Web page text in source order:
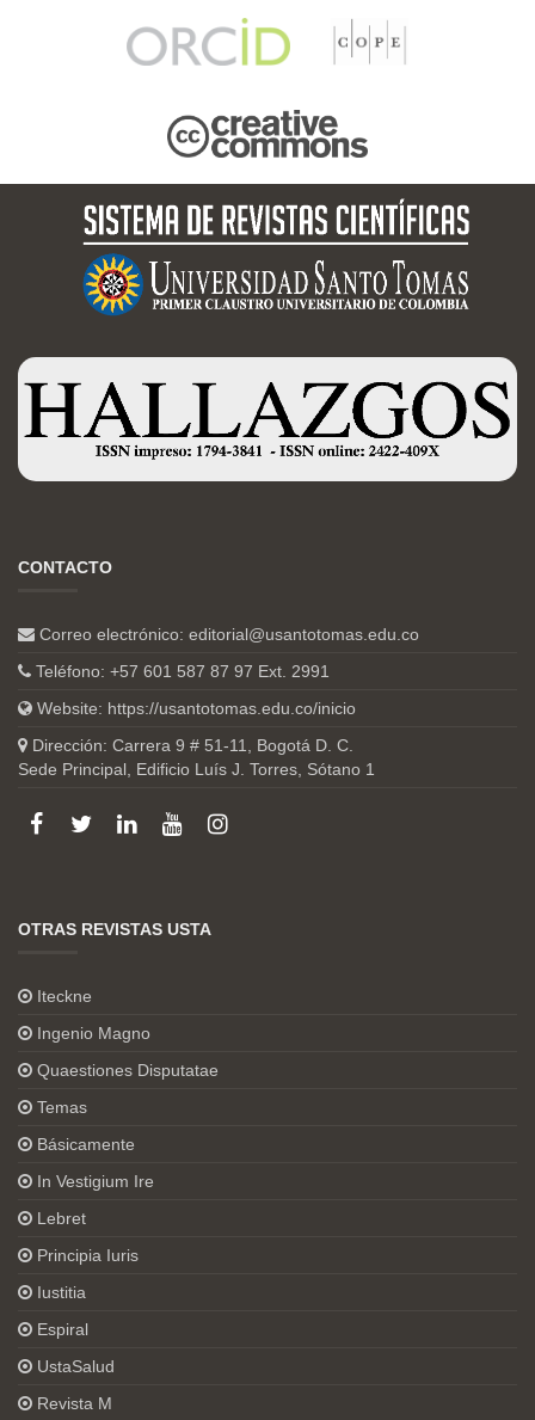
CONTACTO
Correo electrónico: editorial@usantotomas.edu.co
Teléfono: +57 601 587 87 97 Ext. 2991
Website: https://usantotomas.edu.co/inicio
Dirección: Carrera 9 # 51-11, Bogotá D. C.
Sede Principal, Edificio Luís J. Torres, Sótano 1
OTRAS REVISTAS USTA
Iteckne
Ingenio Magno
Quaestiones Disputatae
Temas
Básicamente
In Vestigium Ire
Lebret
Principia Iuris
Iustitia
Espiral
UstaSalud
Revista M